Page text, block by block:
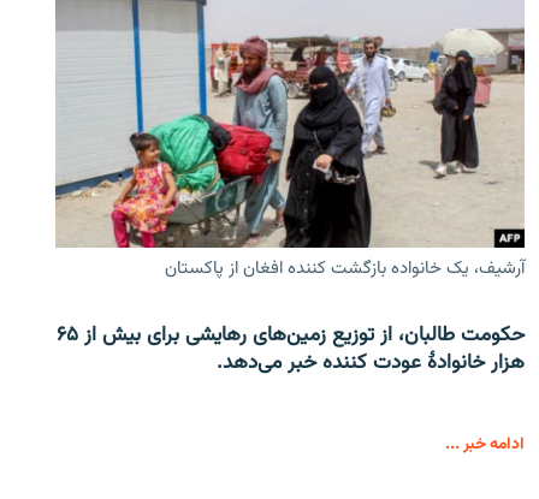
آرشیف، یک خانواده بازگشت کننده افغان از پاکستان
حکومت طالبان، از توزیع زمین‌های رهایشی برای بیش از ۶۵
هزار خانوادۀ عودت کننده خبر می‌دهد.
ادامه خبر ...